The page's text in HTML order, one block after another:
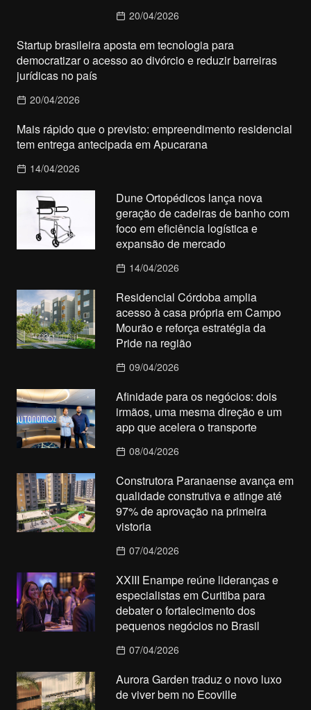
20/04/2026
Startup brasileira aposta em tecnologia para
democratizar o acesso ao divórcio e reduzir barreiras
jurídicas no país
20/04/2026
Mais rápido que o previsto: empreendimento residencial
tem entrega antecipada em Apucarana
14/04/2026
Dune Ortopédicos lança nova
geração de cadeiras de banho com
foco em eficiência logística e
expansão de mercado
14/04/2026
Residencial Córdoba amplia
acesso à casa própria em Campo
Mourão e reforça estratégia da
Pride na região
09/04/2026
Afinidade para os negócios: dois
irmãos, uma mesma direção e um
app que acelera o transporte
08/04/2026
Construtora Paranaense avança em
qualidade construtiva e atinge até
97% de aprovação na primeira
vistoria
07/04/2026
XXIII Enampe reúne lideranças e
especialistas em Curitiba para
debater o fortalecimento dos
pequenos negócios no Brasil
07/04/2026
Aurora Garden traduz o novo luxo
de viver bem no Ecoville